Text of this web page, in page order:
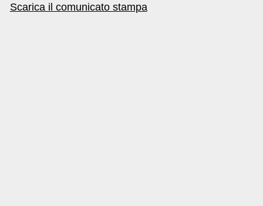
Scarica il comunicato stampa